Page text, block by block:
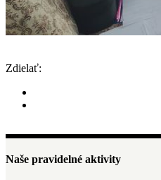
Zdielať:
Naše pravidelné aktivity